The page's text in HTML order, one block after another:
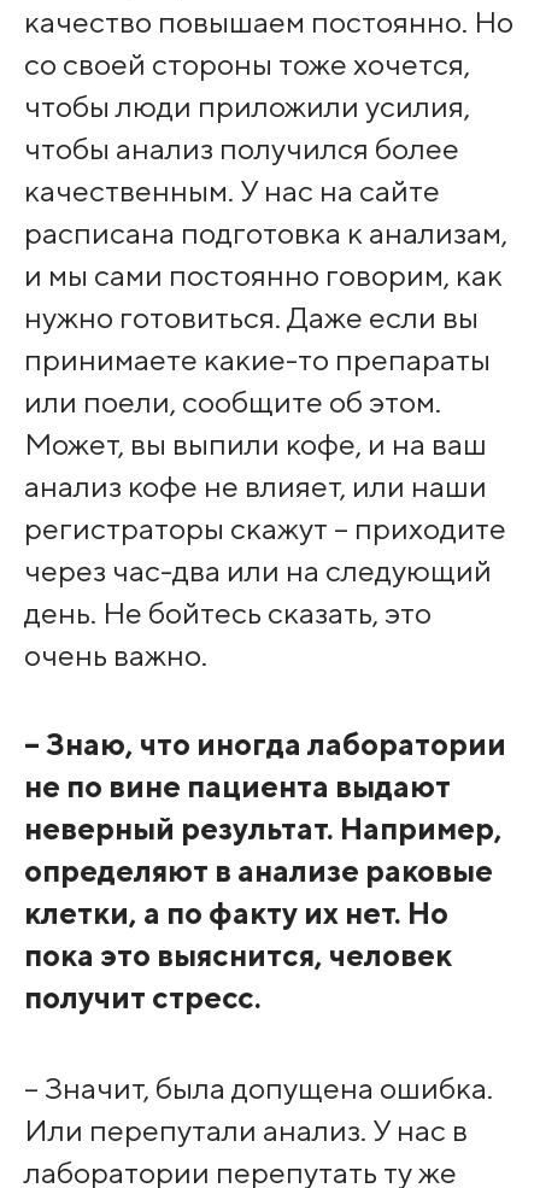
качество повышаем постоянно. Но
со своей стороны тоже хочется,
чтобы люди приложили усилия,
чтобы анализ получился более
качественным. У нас на сайте
расписана подготовка к анализам,
и мы сами постоянно говорим, как
нужно готовиться. Даже если вы
принимаете какие-то препараты
или поели, сообщите об этом.
Может, вы выпили кофе, и на ваш
анализ кофе не влияет, или наши
регистраторы скажут – приходите
через час-два или на следующий
день. Не бойтесь сказать, это
очень важно.
– Знаю, что иногда лаборатории
не по вине пациента выдают
неверный результат. Например,
определяют в анализе раковые
клетки, а по факту их нет. Но
пока это выяснится, человек
получит стресс.
– Значит, была допущена ошибка.
Или перепутали анализ. У нас в
лаборатории перепутать ту же